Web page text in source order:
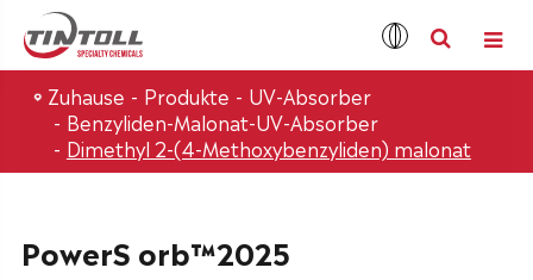
Zuhause Produkte
UV-Absorber
Benzyliden-Malonat-UV-Absorber
Dimethyl 2-(4-Methoxybenzyliden) malonat
PowerS orb™2025